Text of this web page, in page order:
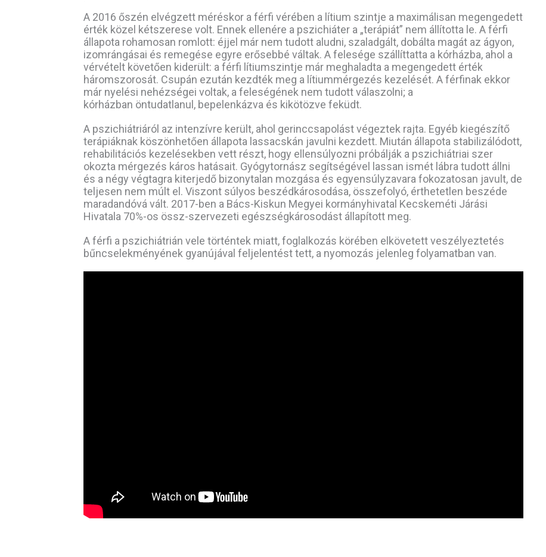
A 2016 őszén elvégzett méréskor a férfi vérében a lítium szintje a maximálisan megengedett
érték közel kétszerese volt. Ennek ellenére a pszichiáter a „terápiát” nem állította le. A férfi
állapota rohamosan romlott: éjjel már nem tudott aludni, szaladgált, dobálta magát az ágyon,
izomrángásai és remegése egyre erősebbé váltak. A felesége szállíttatta a kórházba, ahol a
vérvételt követően kiderült: a férfi lítiumszintje már meghaladta a megengedett érték
háromszorosát. Csupán ezután kezdték meg a lítiummérgezés kezelését. A férfinak ekkor
már nyelési nehézségei voltak, a feleségének nem tudott válaszolni; a
kórházban öntudatlanul, bepelenkázva és kikötözve feküdt.
A pszichiátriáról az intenzívre került, ahol gerinccsapolást végeztek rajta. Egyéb kiegészítő
terápiáknak köszönhetően állapota lassacskán javulni kezdett. Miután állapota stabilizálódott,
rehabilitációs kezelésekben vett részt, hogy ellensúlyozni próbálják a pszichiátriai szer
okozta mérgezés káros hatásait. Gyógytornász segítségével lassan ismét lábra tudott állni
és a négy végtagra kiterjedő bizonytalan mozgása és egyensúlyzavara fokozatosan javult, de
teljesen nem múlt el. Viszont súlyos beszédkárosodása, összefolyó, érthetetlen beszéde
maradandóvá vált. 2017-ben a Bács-Kiskun Megyei kormányhivatal Kecskeméti Járási
Hivatala 70%-os össz-szervezeti egészségkárosodást állapított meg.
A férfi a pszichiátrián vele történtek miatt, foglalkozás körében elkövetett veszélyeztetés
bűncselekményének gyanújával feljelentést tett, a nyomozás jelenleg folyamatban van.